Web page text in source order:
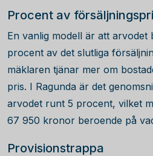
Procent av
En vanlig modell är att arvodet
procent av det slutliga
mäklaren tjänar mer om
pris. I Ragunda är det
arvodet runt 5 procent, vilket
67 950 kronor beroende på
Provisionstrappa